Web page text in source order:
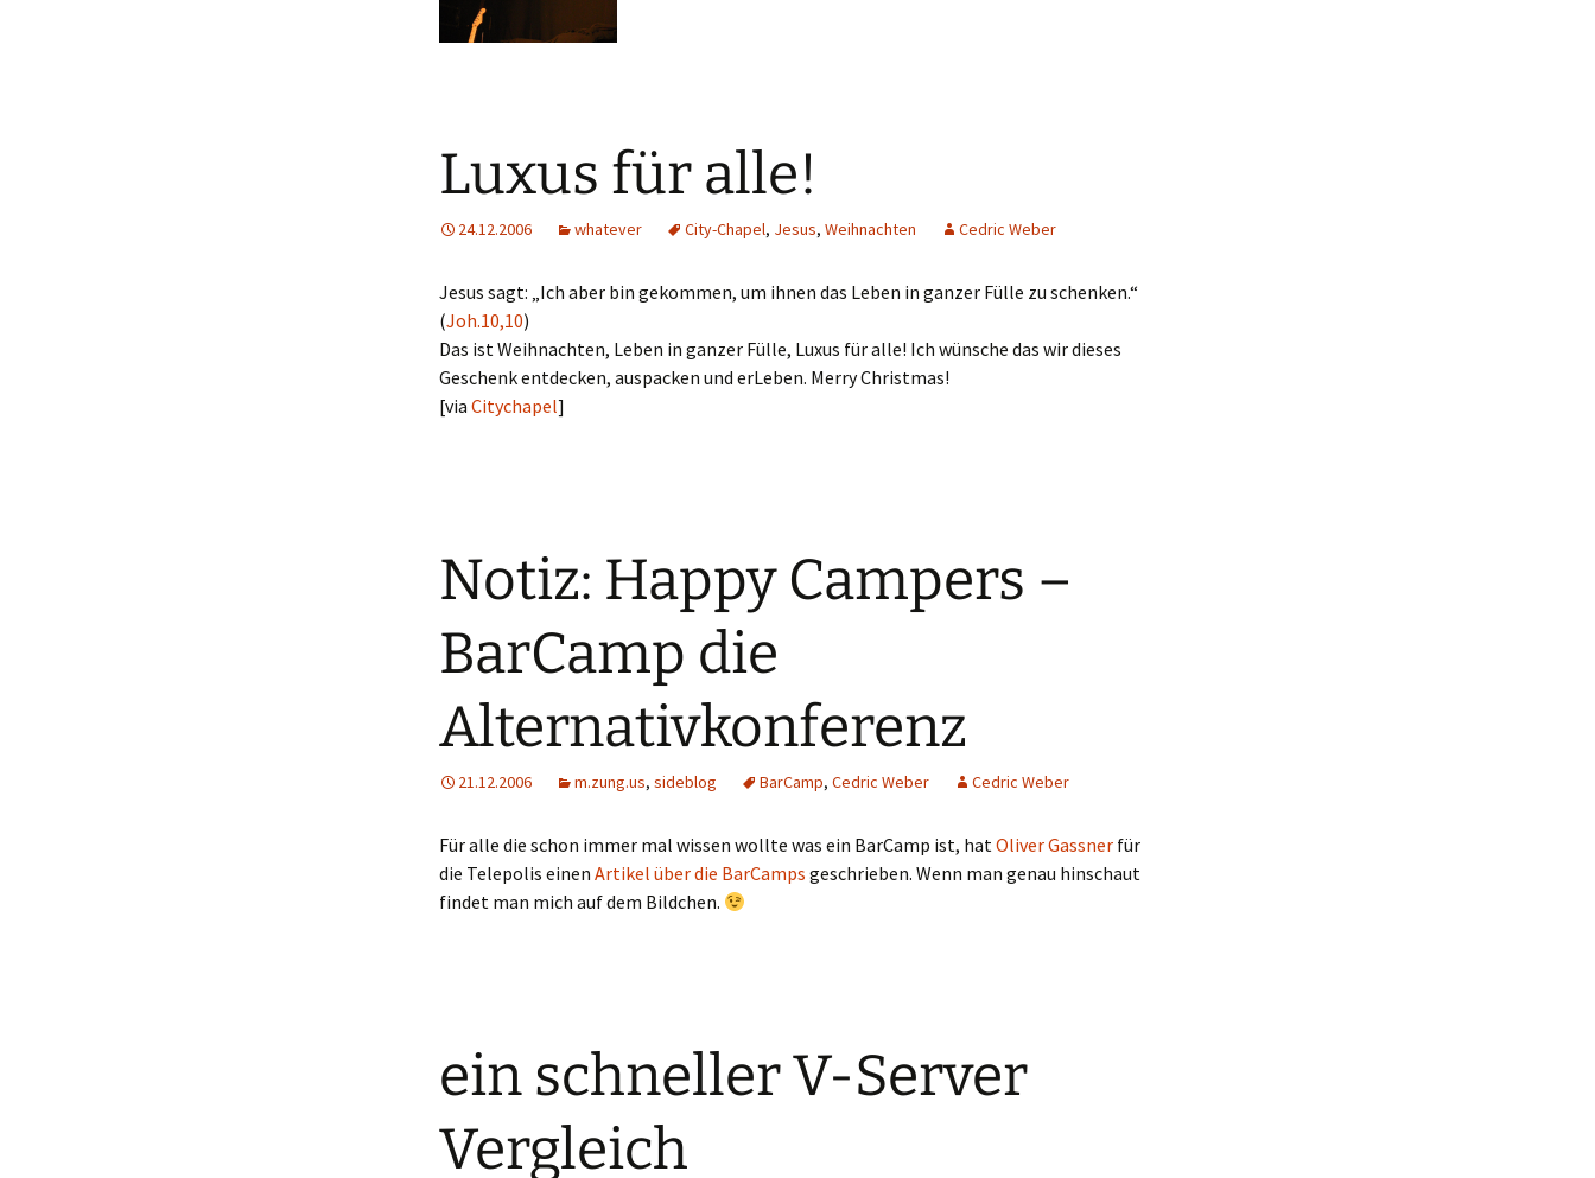
Luxus für alle!
24.12.2006 whatever City-Chapel, Jesus, Weihnachten Cedric Weber
Jesus sagt: „Ich aber bin gekommen, um ihnen das Leben in ganzer Fülle zu schenken.“
(Joh.10,10)
Das ist Weihnachten, Leben in ganzer Fülle, Luxus für alle! Ich wünsche das wir dieses
Geschenk entdecken, auspacken und erLeben. Merry Christmas!
[via Citychapel]
Notiz: Happy Campers –
BarCamp die
Alternativkonferenz
21.12.2006 m.zung.us, sideblog BarCamp, Cedric Weber Cedric Weber
Für alle die schon immer mal wissen wollte was ein BarCamp ist, hatOliver Gassner für
die Telepolis einen Artikel über die BarCamps geschrieben. Wenn man genau hinschaut
findet man mich auf dem Bildchen.
ein schneller V-Server
Vergleich